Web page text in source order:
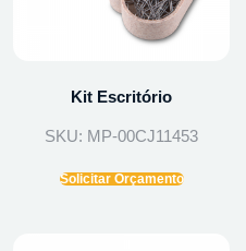
Kit Escritório
SKU: MP-00CJ11453
Solicitar Orçamento